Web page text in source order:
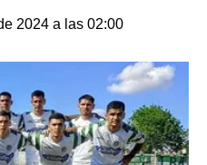
2024 a las 02:00